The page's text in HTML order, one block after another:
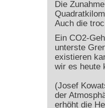
Die
Auch die
Ein CO2-
unterste
existieren
wir es heute
(Josef
der
erhöht die